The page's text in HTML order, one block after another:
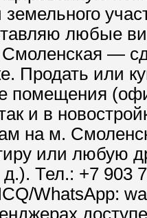
любые
—
Продать или
помещения
и в
на м.
или
Тел.: +7 903
WhatsApp: